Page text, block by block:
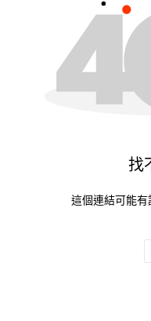
找
這個連結可能有